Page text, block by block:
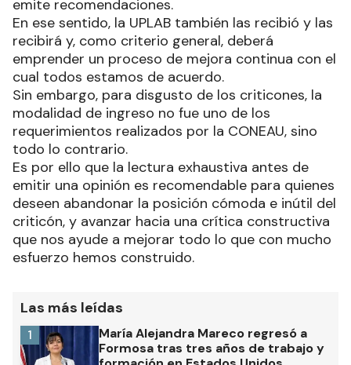
emite recomendaciones.
En ese sentido, la UPLAB también las recibió y las
recibirá y, como criterio general, deberá
emprender un proceso de mejora continua con el
cual todos estamos de acuerdo.
Sin embargo, para disgusto de los criticones, la
modalidad de ingreso no fue uno de los
requerimientos realizados por la CONEAU, sino
todo lo contrario.
Es por ello que la lectura exhaustiva antes de
emitir una opinión es recomendable para quienes
deseen abandonar la posición cómoda e inútil del
criticón, y avanzar hacia una crítica constructiva
que nos ayude a mejorar todo lo que con mucho
esfuerzo hemos construido.
Las más leídas
María Alejandra Mareco regresó a
Formosa tras tres años de trabajo y
1